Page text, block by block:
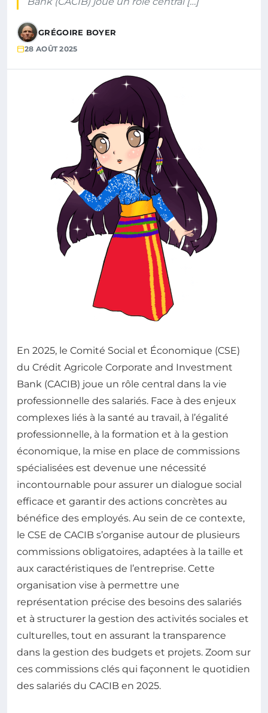
GRÉGOIRE BOYER
28 AOÛT 2025
En 2025, le Comité Social et Économique (CSE)
du Crédit Agricole Corporate and Investment
Bank (CACIB) joue un rôle central dans la vie
professionnelle des salariés. Face à des enjeux
complexes liés à la santé au travail, à l’égalité
professionnelle, à la formation et à la gestion
économique, la mise en place de commissions
spécialisées est devenue une nécessité
incontournable pour assurer un dialogue social
efficace et garantir des actions concrètes au
bénéfice des employés. Au sein de ce contexte,
le CSE de CACIB s’organise autour de plusieurs
commissions obligatoires, adaptées à la taille et
aux caractéristiques de l’entreprise. Cette
organisation vise à permettre une
représentation précise des besoins des salariés
et à structurer la gestion des activités sociales et
culturelles, tout en assurant la transparence
dans la gestion des budgets et projets. Zoom sur
ces commissions clés qui façonnent le quotidien
des salariés du CACIB en 2025.